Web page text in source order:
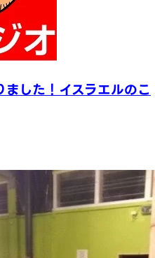
した！イスラエルのこ